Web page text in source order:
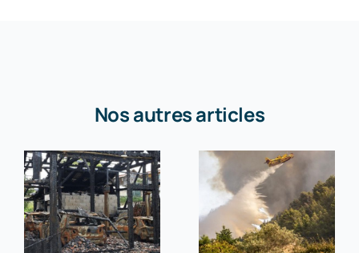
Nos autres articles